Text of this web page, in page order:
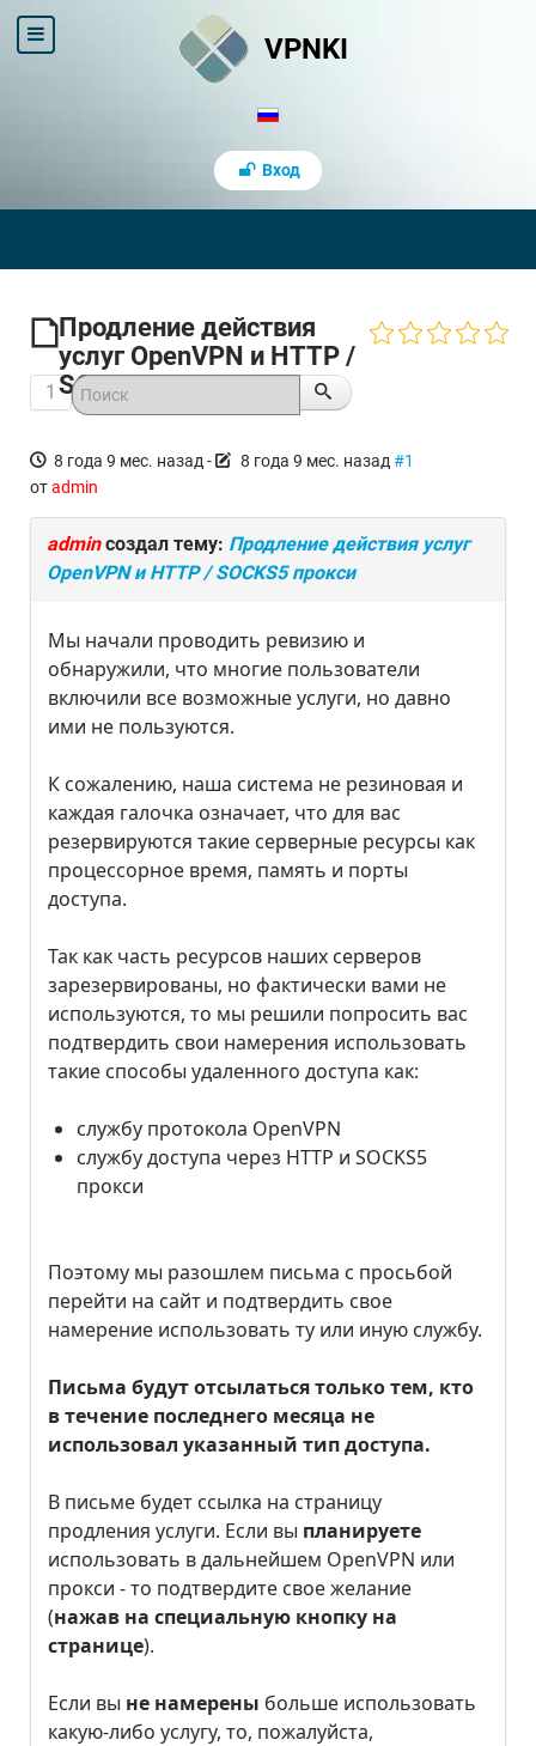
VPNKI
Вход
Продление действия
услуг OpenVPN и HTTP /
SOCKS5 прокси
1
8 года 9 мес. назад - 8 года 9 мес. назад #1
отadmin
adminсоздал тему: Продление действия услуг
OpenVPN и HTTP / SOCKS5 прокси
Мы начали проводить ревизию и
обнаружили, что многие пользователи
включили все возможные услуги, но давно
ими не пользуются.
К сожалению, наша система не резиновая и
каждая галочка означает, что для вас
резервируются такие серверные ресурсы как
процессорное время, память и порты
доступа.
Так как часть ресурсов наших серверов
зарезервированы, но фактически вами не
используются, то мы решили попросить вас
подтвердить свои намерения использовать
такие способы удаленного доступа как:
службу протокола OpenVPN
службу доступа через HTTP и SOCKS5
прокси
Поэтому мы разошлем письма с просьбой
перейти на сайт и подтвердить свое
намерение использовать ту или иную службу.
Письма будут отсылаться только тем, кто
в течение последнего месяца не
использовал указанный тип доступа.
В письме будет ссылка на страницу
продления услуги. Если вы планируете
использовать в дальнейшем OpenVPN или
прокси - то подтвердите свое желание
(нажав на специальную кнопку на
странице).
Если вы не намерены больше использовать
какую-либо услугу, то, пожалуйста,